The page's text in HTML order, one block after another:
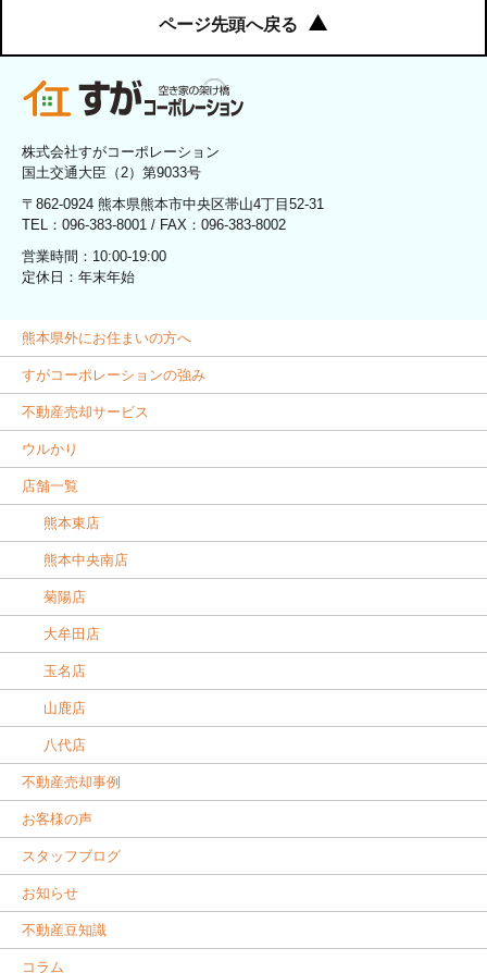
ページ先頭へ戻る
株式会社すがコーポレーション
国土交通大臣（2）第9033号
〒862-0924 熊本県熊本市中央区帯山4丁目52-31
TEL：096-383-8001 / FAX：096-383-8002
営業時間：10:00-19:00
定休日：年末年始
熊本県外にお住まいの方へ
すがコーポレーションの強み
不動産売却サービス
ウルかり
店舗一覧
熊本東店
熊本中央南店
菊陽店
大牟田店
玉名店
山鹿店
八代店
不動産売却事例
お客様の声
スタッフブログ
お知らせ
不動産豆知識
コラム